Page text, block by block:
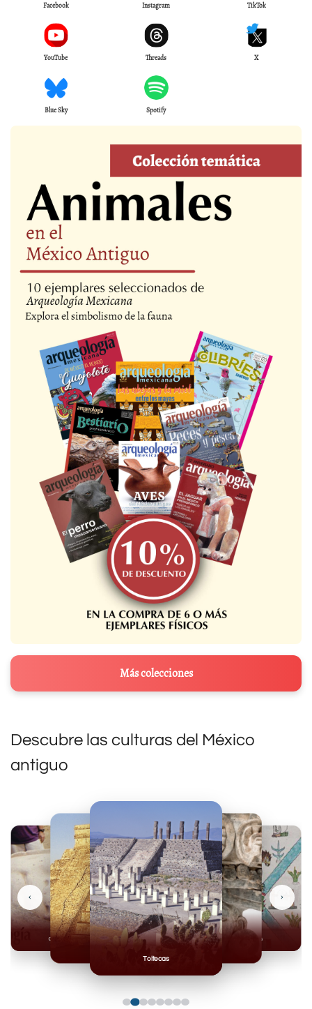
Facebook Instagram TikTok
YouTube Threads X
Blue Sky Spotify
Más colecciones
Descubre las culturas del México
antiguo
Toltecas
Mexicas
Olmecas
‹ ›